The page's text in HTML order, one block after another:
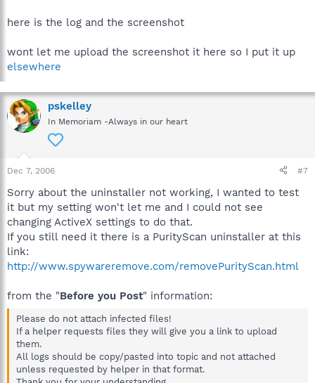
here is the log and the screenshot
wont let me upload the screenshot it here so I put it up
elsewhere
pskelley
In Memoriam -Always in our heart
Dec 7, 2006 #7
Sorry about the uninstaller not working, I wanted to test
it but my setting won't let me and I could not see
changing ActiveX settings to do that.
If you still need it there is a PurityScan uninstaller at this
link:
http://www.spywareremove.com/removePurityScan.html
from the "Before you Post" information:
Please do not attach infected files!
If a helper requests files they will give you a link to upload
them.
All logs should be copy/pasted into topic and not attached
unless requested by helper in that format.